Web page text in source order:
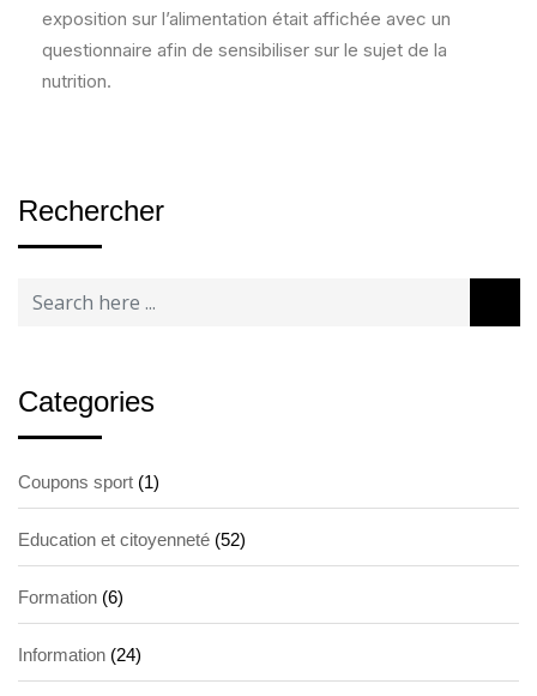
exposition sur l’alimentation était affichée avec un
questionnaire afin de sensibiliser sur le sujet de la
nutrition.
Rechercher
Categories
Coupons sport (1)
Education et citoyenneté (52)
Formation (6)
Information (24)